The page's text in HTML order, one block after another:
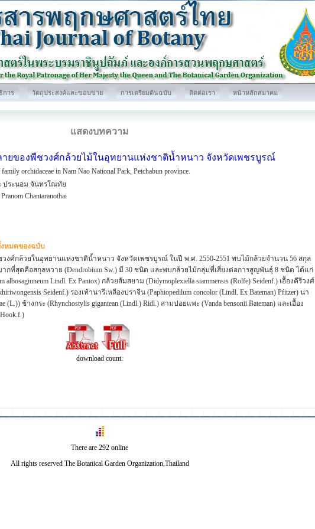
การ วัตถุประสงค์และขอบข่าย การเตรียมต้นฉบับ ติดต่อเรา หน้าหลักสมาคม
แสดงบทความ
ยของพืชวงศ์กล้วยไม้ในอุทยานแห่งชาติน้ำหนาว จังหวัดเพชรบูรณ์
orchidaceae in Nam Nao National Park, Petchabun province.
ประนอม จันทรโณทัย
Chantaranothai
หมดของฉบับ
งศ์กล้วยในอุทยานแห่งชาติน้ำหนาว จังหวัดเพชรบูรณ์ ในปี พ.ศ. 2550-2551 พบไม้กล้วยจำนวน 56 สกุล
กที่สุดคือสกุลหวาย (Dendrobium Sw.) มี 30 ชนิด และพบกล้วยไม้กลุ่มที่เสี่ยงต่อการสูญพันธุ์ 8 ชนิด ได้แก่
albosagiuneum Lindl. Ex Pantox) กล้วยส้มสยาม (Didymoplexiella siammensis (Rolfe) Seidenf.) เอื้องคีรีวงศ์
Seidenf.) รองเท้านารีเหลืองปราจีน (Paphiopedilum concolor (Lindl. Ex Bateman) Pfitzer) นา
(L.)) ช้างกระ (Rhynchostylis gigantean (Lindl.) Ridl.) สามปอยแพะ (Vanda bensonii Bateman) และเอื้อง
download count:
There are 292 online
All rights reserved The Botanical Garden Organization,Thailand